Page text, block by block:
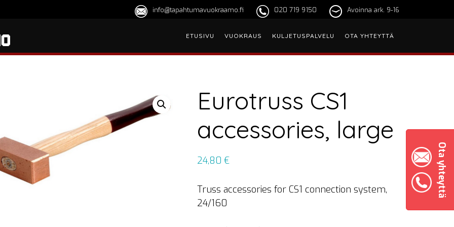
Ota yhteyttä
Avoinna ark. 9-16
020 719 9150
info@tapahtumavuokraamo.fi
ETUSIVU VUOKRAUS KULJETUSPALVELU OTA YHTEYTTÄ
Eurotruss CS1
accessories, large
24,80 €
Truss accessories for CS1 connection system,
24/160